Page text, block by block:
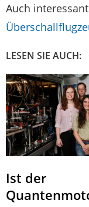
Auch
LESEN SIE AUCH:
Ist der